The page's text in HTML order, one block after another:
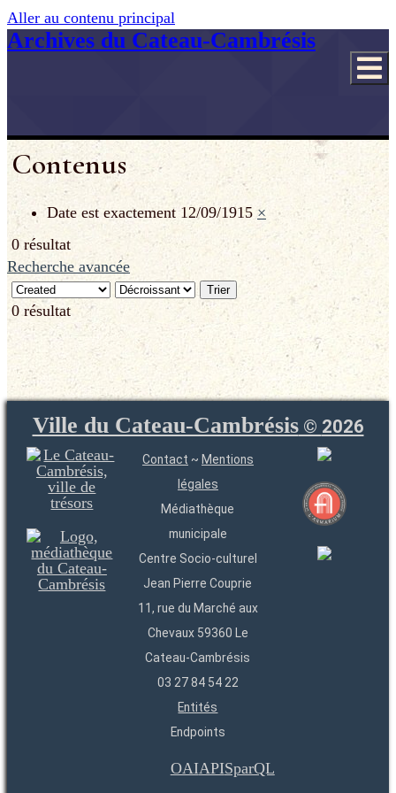
Aller au contenu principal
Archives du Cateau-Cambrésis
Contenus
Date est exactement 12/09/1915 ×
0 résultat
Recherche avancée
Trier
0 résultat
Ville du Cateau-Cambrésis© 2026
Contact ~ Mentions
légales
Médiathèque
municipale
Centre Socio-culturel
Jean Pierre Couprie
11, rue du Marché aux
Chevaux 59360 Le
Cateau-Cambrésis
03 27 84 54 22
Entités
Endpoints
OAIAPISparQL